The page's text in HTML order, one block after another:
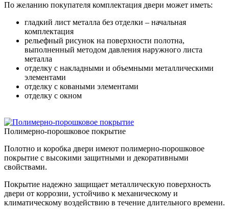
По желанию покупателя комплектация двери может иметь:
гладкий лист металла без отделки – начальная
комплектация
рельефный рисунок на поверхности полотна,
выполненный методом давления наружного листа
металла
отделку с накладными и объемными металлическими
элементами
отделку с коваными элементами
отделку с окном
Полимерно-порошковое покрытие
Полотно и коробка двери имеют полимерно-порошковое
покрытие с высокими защитными и декоративными
свойствами.
Покрытие надежно защищает металлическую поверхность
двери от коррозии, устойчиво к механическому и
климатическому воздействию в течение длительного времени.